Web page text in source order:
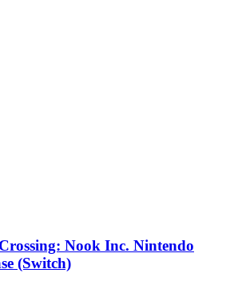
Nook Inc. Nintendo
(Switch)